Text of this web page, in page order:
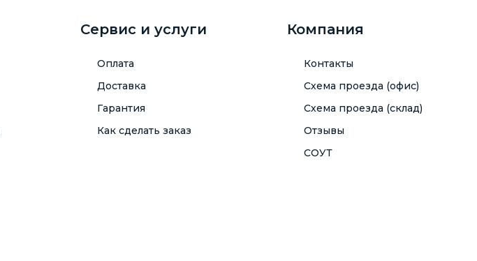
Сервис и услуги
Оплата
Доставка
Гарантия
Как сделать заказ
Компания
Контакты
Схема проезда (офис)
Схема проезда (склад)
Отзывы
СОУТ